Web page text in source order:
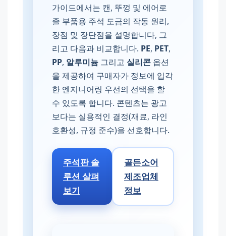
가이드에서는 캔, 뚜껑 및 에어로
졸 부품용 주석 도금의 작동 원리,
장점 및 장단점을 설명합니다, 그
리고 다음과 비교합니다. PE, PET,
PP, 알루미늄 그리고 실리콘 옵션
을 제공하여 구매자가 정보에 입각
한 엔지니어링 우선의 선택을 할
수 있도록 합니다. 콘텐츠는 광고
보다는 실용적인 결정(재료, 라인
호환성, 규정 준수)을 선호합니다.
주석판 솔
루션 살펴
보기
골든소어
제조업체
정보